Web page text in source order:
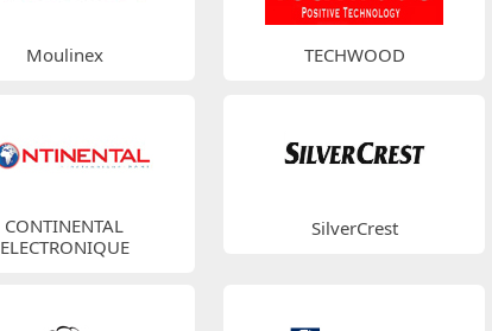
Moulinex TECHWOOD
CONTINENTAL
ELECTRONIQUE
SilverCrest